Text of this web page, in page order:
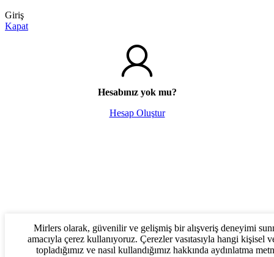
Giriş
Kapat
Hesabınız yok mu?
Hesap Oluştur
Mirlers olarak, güvenilir ve gelişmiş bir alışveriş deneyimi
amacıyla çerez kullanıyoruz. Çerezler vasıtasıyla hangi kişisel
topladığımız ve nasıl kullandığımız hakkında aydınlatma